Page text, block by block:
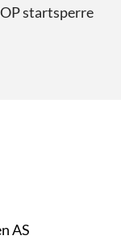
startsperre
AS